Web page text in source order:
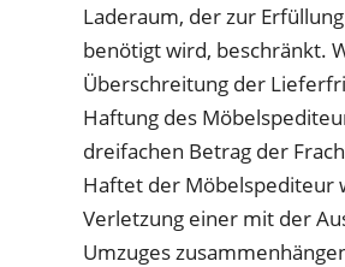
Laderaum, der zur
benötigt wird, beschränkt.
Überschreitung der
Haftung des
dreifachen Betrag der
Haftet der Möbelspediteur
Verletzung einer mit der
Umzuges